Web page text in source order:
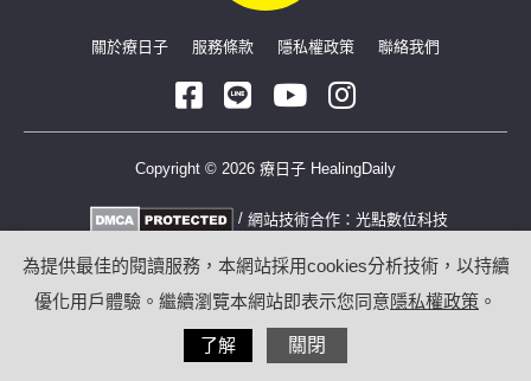
關於療日子 服務條款 隱私權政策 聯絡我們
Copyright © 2026 療日子 HealingDaily
/ 網站技術合作： 光點數位科技
為提供最佳的閱讀服務，本網站採用cookies分析技術，以持續
優化用戶體驗。繼續瀏覽本網站即表示您同意隱私權政策 。
了解 關閉